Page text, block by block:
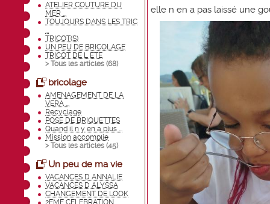
ATELIER COUTURE DU
MER ...
TOUJOURS DANS LES TRIC
...
TRICOT(S)
UN PEU DE BRICOLAGE
TRICOT DE L ETE
> Tous les articles (68)
bricolage
AMENAGEMENT DE LA
VERA ...
Recyclage
POSE DE BRIQUETTES
Quand il n y en a plus ...
Mission accomplie
> Tous les articles (45)
Un peu de ma vie
VACANCES D ANNALIE
VACANCES D ALYSSA
CHANGEMENT DE LOOK
2EME CELEBRATION
elle n en a pas laissé une